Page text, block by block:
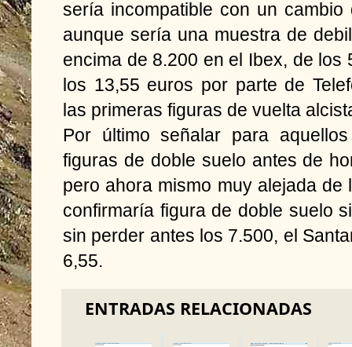
sería incompatible con un
aunque sería una muestra de
encima de 8.200 en el Ibex, de los
los 13,55 euros por parte de
las primeras figuras de vuelta
Por último señalar para
figuras de doble suelo antes de
pero ahora mismo muy alejada
confirmaría figura de doble suelo
sin perder antes los 7.500, el
6,55.
ENTRADAS RELACIONADAS